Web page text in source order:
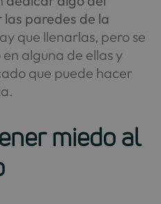
paredes de la
que llenarlas, pero se
alguna de ellas y
que puede hacer
miedo al